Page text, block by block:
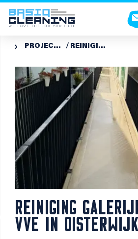
 PROJECTEN REINIGING GALERIJEN BIJ VVE IN OISTERWIJK
REINIGING
VVE IN OISTERWIJK